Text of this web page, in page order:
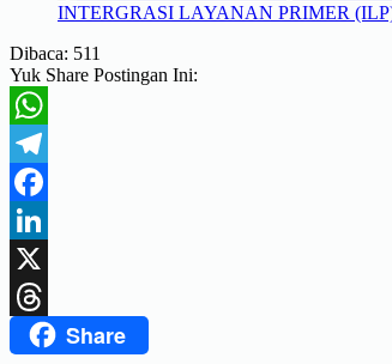
INTERGRASI LAYANAN PRIMER
Dibaca: 511
Yuk Share Postingan Ini:
WhatsApp
Telegram
Facebook
LinkedIn
X
ThreadsShare